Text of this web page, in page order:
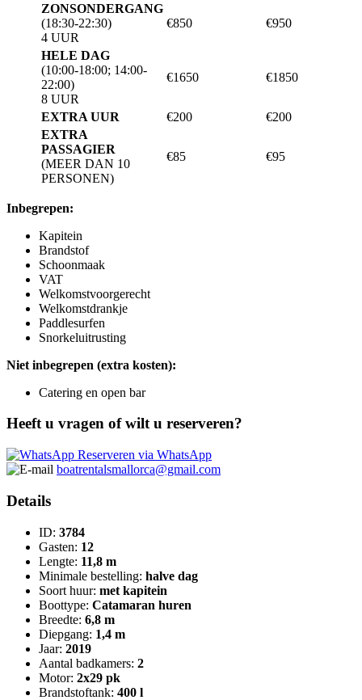
ZONSONDERGANG
(18:30-22:30)
4 UUR
€850 €950
HELE DAG
(10:00-18:00; 14:00-
22:00)
8 UUR
€1650 €1850
EXTRA UUR €200
€200
EXTRA
PASSAGIER
(MEER DAN 10
PERSONEN)
€85 €95
Inbegrepen:
Kapitein
Brandstof
Schoonmaak
VAT
Welkomstvoorgerecht
Welkomstdrankje
Paddlesurfen
Snorkeluitrusting
Niet inbegrepen (extra kosten):
Catering en open bar
Heeft u vragen of wilt u reserveren?
Reserveren via WhatsApp
boatrentalsmallorca@gmail.com
Details
ID: 3784
Gasten: 12
Lengte: 11,8 m
Minimale bestelling: halve dag
Soort huur: met kapitein
Boottype: Catamaran huren
Breedte: 6,8 m
Diepgang: 1,4 m
Jaar: 2019
Aantal badkamers: 2
Motor: 2x29 pk
Brandstoftank: 400 l